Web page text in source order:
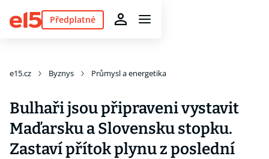
Předplatné
e15.cz Byznys Průmysl a energetika
Bulhaři jsou připraveni vystavit
Maďarsku a Slovensku stopku.
Zastaví přítok plynu z poslední